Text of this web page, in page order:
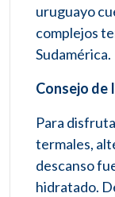
uruguayo
complejos
Sudamérica.
Consejo
Para
termales,
descanso
hidratado.